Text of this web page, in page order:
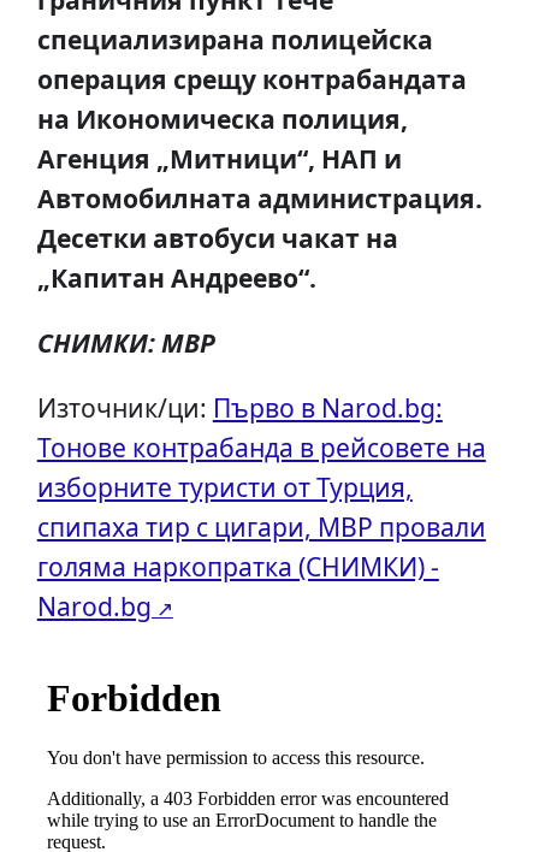
специализирана полицейска
операция срещу контрабандата
на Икономическа полиция,
Агенция „Митници“, НАП и
Автомобилната администрация.
Десетки автобуси чакат на
„Капитан Андреево“.
СНИМКИ: МВР
Източник/ци: Първо в Narod.bg:
Тонове контрабанда в рейсовете на
изборните туристи от Турция,
спипаха тир с цигари, МВР провали
голяма наркопратка (СНИМКИ) -
Narod.bg